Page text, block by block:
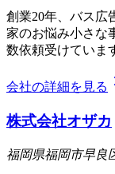
創業20年、バス広
家のお悩み小さな
数依頼受けていま
会社の詳細を見る
株式会社オザカ
福岡県福岡市早良